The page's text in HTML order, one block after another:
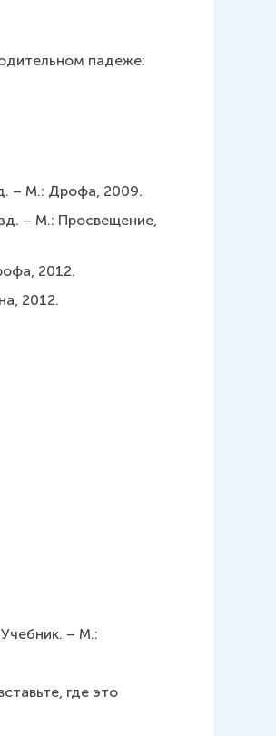
падеже:
– М.: Дрофа, 2009.
– М.: Просвещение,
2012.
2012.
– М.:
где это